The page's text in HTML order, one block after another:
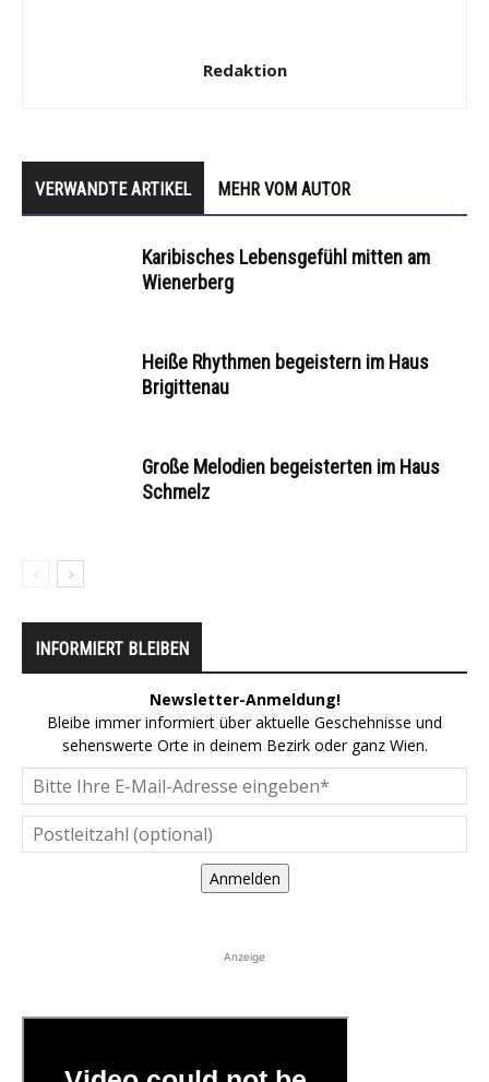
Redaktion
VERWANDTE ARTIKEL MEHR VOM AUTOR
Karibisches Lebensgefühl mitten am
Wienerberg
Heiße Rhythmen begeistern im Haus
Brigittenau
Große Melodien begeisterten im Haus
Schmelz
INFORMIERT BLEIBEN
Newsletter-Anmeldung!
Bleibe immer informiert über aktuelle Geschehnisse und
sehenswerte Orte in deinem Bezirk oder ganz Wien.
Anmelden
Anzeige